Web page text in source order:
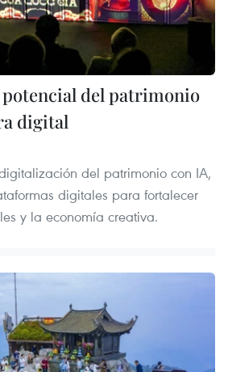
del patrimonio
digital
del patrimonio con IA,
digitales para fortalecer
y la economía creativa.